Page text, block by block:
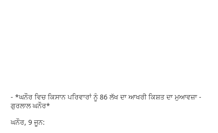
- *ਘਨੌਰ ਵਿਚ ਕਿਸਾਨ ਪਰਿਵਾਰਾਂ ਨੂੰ 86 ਲੱਖ ਦਾ ਆਖਰੀ ਕਿਸ਼ਤ ਦਾ ਮੁਆਵਜ਼ਾ -
ਗੁਰਲਾਲ ਘਨੌਰ*
ਘਨੌਰ, 9 ਜੂਨ: